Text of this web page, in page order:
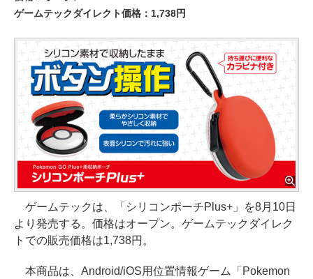
ゲームテックダイレクト価格：1,738円
ゲームテックは、「シリコンポーチPlus+」を8月10日
より発売する。価格はオープン。ゲームテックダイレク
トでの販売価格は1,738円。
本商品は、Android/iOS用位置情報ゲーム「Pokemon